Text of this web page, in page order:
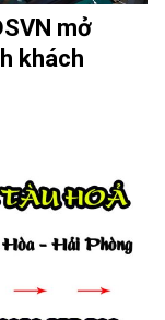
mở
khách